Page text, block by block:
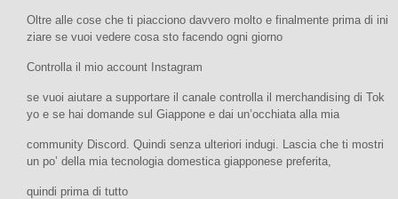
Oltre alle cose che ti piacciono davvero molto e finalmente prima di ini
ziare se vuoi vedere cosa sto facendo ogni giorno
Controlla il mio account Instagram
se vuoi aiutare a supportare il canale controlla il merchandising di Tok
yo e se hai domande sul Giappone e dai un’occhiata alla mia
community Discord. Quindi senza ulteriori indugi. Lascia che ti mostri
un po’ della mia tecnologia domestica giapponese preferita,
quindi prima di tutto